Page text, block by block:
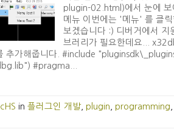
plugin-02.html)에서 눈에 보
메뉴 이번에는 '메뉴' 를 클
보겠습니다 :) 디버거에서 지
브러리가 필요한데요...
추가해줍니다. #include
#pragma...
in 플러그인 개발, plugin programming